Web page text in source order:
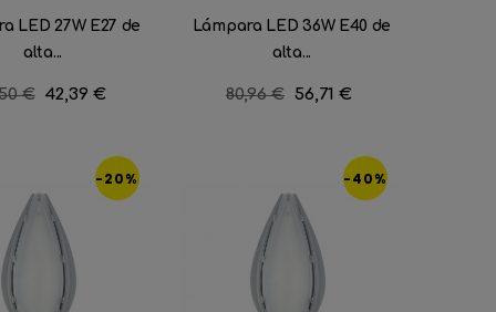
LED 27W E27 de
alta...
€ Precio
42,39 €
Lámpara LED 36W E40 de
alta...
Precio
80,96 € Precio
56,71 €
-20% -40%